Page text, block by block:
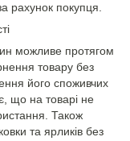
рахунок покупця.
можливе протягом
товару без
його споживчих
що на товарі не
Також
та ярликів без